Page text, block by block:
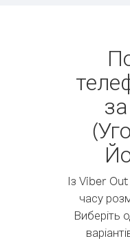
Із Viber
часу
Виберіть